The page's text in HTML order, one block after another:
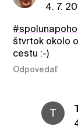
4. 7.
štvrtok okolo
cestu :-)
Odpovedať
T